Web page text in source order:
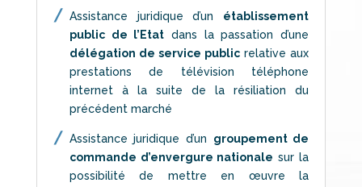
Assistance juridique d’un établissement
public de l’Etat dans la passation d’une
délégation de service public relative aux
prestations de télévision téléphone
internet à la suite de la résiliation du
précédent marché
Assistance juridique d’un groupement de
commande d’envergure nationale sur la
possibilité de mettre en œuvre la